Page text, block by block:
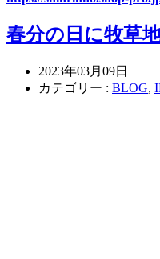
春分の日に牧草
2023年03月09日
カテゴリー : BLOG,